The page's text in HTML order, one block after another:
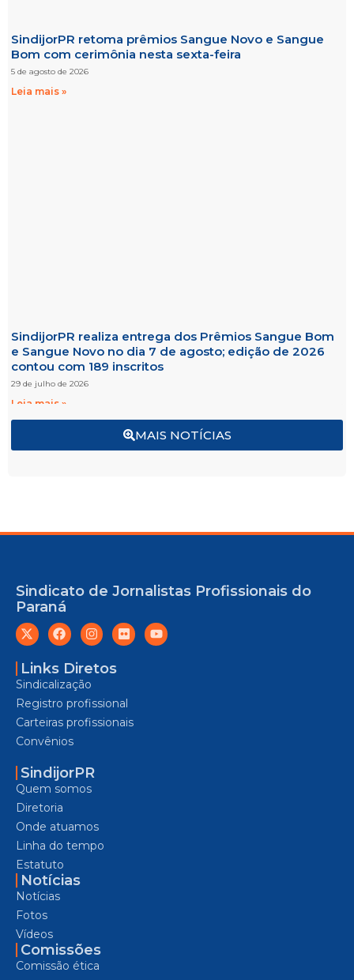
MAIS NOTÍCIAS
SindijorPR retoma prêmios Sangue Novo e Sangue
Bom com cerimônia nesta sexta-feira
5 de agosto de 2026
Leia mais »
SindijorPR realiza entrega dos Prêmios Sangue Bom
e Sangue Novo no dia 7 de agosto; edição de 2026
contou com 189 inscritos
29 de julho de 2026
Leia mais »
Sindicato de Jornalistas Profissionais do
Paraná
Links Diretos
Sindicalização
Registro profissional
Carteiras profissionais
Convênios
SindijorPR
Quem somos
Diretoria
Onde atuamos
Linha do tempo
Estatuto
Notícias
Notícias
Fotos
Vídeos
Comissões
Comissão ética